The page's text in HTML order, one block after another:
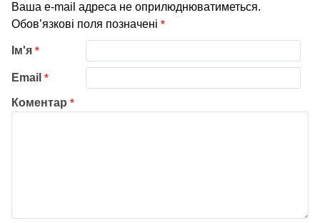
Ваша e-mail адреса не оприлюднюватиметься.
Обов’язкові поля позначені *
Коментар *
Ім'я *
Email *